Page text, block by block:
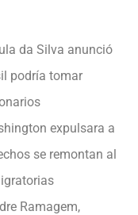
da Silva anunció
podría tomar
expulsara a
se remontan al
Ramagem,